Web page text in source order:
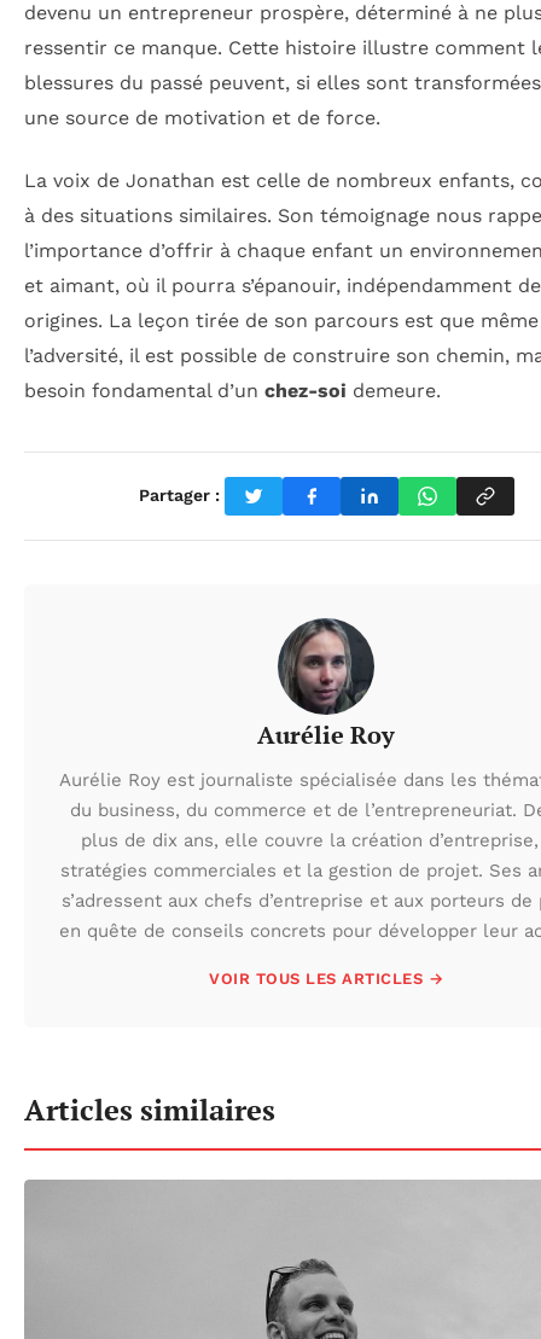
devenu un entrepreneur prospère, déterminé à ne
ressentir ce manque. Cette histoire illustre comment
blessures du passé peuvent, si elles sont
une source de motivation et de force.
La voix de Jonathan est celle de nombreux enfants,
à des situations similaires. Son témoignage nous
l’importance d’offrir à chaque enfant un
et aimant, où il pourra s’épanouir, indépendamment
origines. La leçon tirée de son parcours est que
l’adversité, il est possible de construire son chemin,
besoin fondamental d’un chez-soi demeure.
Partager :
Aurélie Roy
Aurélie Roy est journaliste spécialisée dans les
du business, du commerce et de l’entrepreneuriat.
plus de dix ans, elle couvre la création
stratégies commerciales et la gestion de projet. Ses
s’adressent aux chefs d’entreprise et aux porteurs de
en quête de conseils concrets pour développer leur
VOIR TOUS LES ARTICLES →
Articles similaires